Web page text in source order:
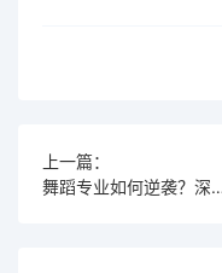
上一篇：
舞蹈专业如何逆袭？深度解析